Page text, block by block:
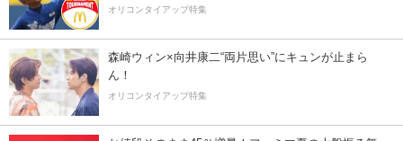
オリコンタイアップ特集
森崎ウィン×向井康二“両片思い”にキュンが止まら
ん！
オリコンタイアップ特集